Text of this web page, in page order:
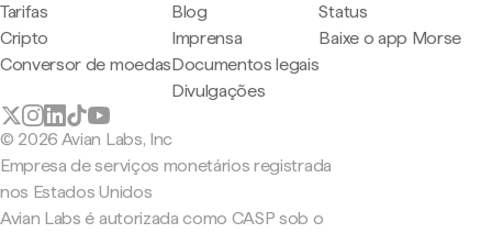
Tarifas
Cripto
Conversor de moedas
Blog
Imprensa
Documentos legais
Divulgações
Status
Baixe o app Morse
© 2026 Avian Labs, Inc
Empresa de serviços monetários registrada
nos Estados Unidos
Avian Labs é autorizada como CASP sob o